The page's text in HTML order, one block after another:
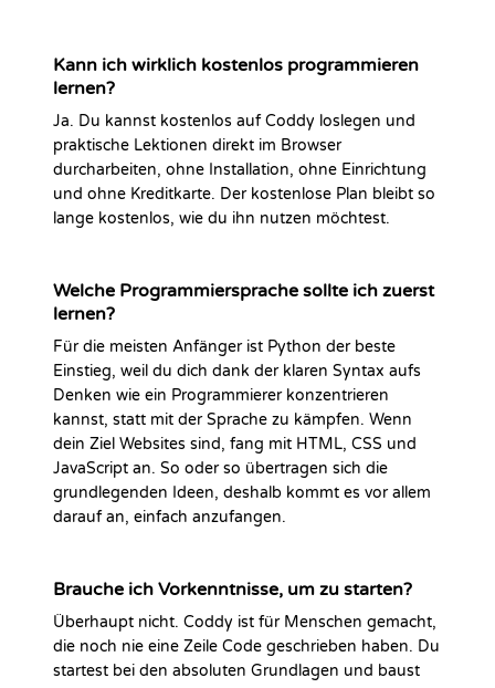
Kann ich wirklich kostenlos programmieren
lernen?
Ja. Du kannst kostenlos auf Coddy loslegen und
praktische Lektionen direkt im Browser
durcharbeiten, ohne Installation, ohne Einrichtung
und ohne Kreditkarte. Der kostenlose Plan bleibt so
lange kostenlos, wie du ihn nutzen möchtest.
Welche Programmiersprache sollte ich zuerst
lernen?
Für die meisten Anfänger ist Python der beste
Einstieg, weil du dich dank der klaren Syntax aufs
Denken wie ein Programmierer konzentrieren
kannst, statt mit der Sprache zu kämpfen. Wenn
dein Ziel Websites sind, fang mit HTML, CSS und
JavaScript an. So oder so übertragen sich die
grundlegenden Ideen, deshalb kommt es vor allem
darauf an, einfach anzufangen.
Brauche ich Vorkenntnisse, um zu starten?
Überhaupt nicht. Coddy ist für Menschen gemacht,
die noch nie eine Zeile Code geschrieben haben. Du
startest bei den absoluten Grundlagen und baust